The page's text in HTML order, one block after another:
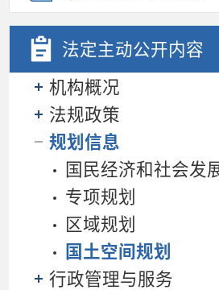
法定主动公开内容
机构概况
法规政策
规划信息
国民经济和社会发
专项规划
区域规划
国土空间规划
行政管理与服务